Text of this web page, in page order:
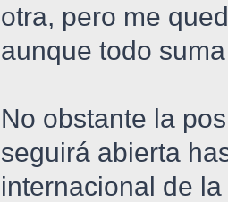
otra, pero me
aunque todo
No obstante la
seguirá abierta
internacional de